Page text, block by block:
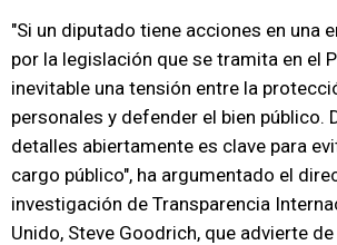
"Si un diputado tiene acciones en una
por la legislación que se tramita en el
inevitable una tensión entre la
personales y defender el bien público.
detalles abiertamente es clave para
cargo público", ha argumentado el
investigación de Transparencia
Unido, Steve Goodrich, que advierte